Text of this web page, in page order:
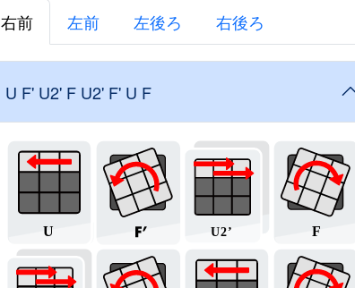
右前 左前 左後ろ 右後ろ
U F' U2' F U2' F' U F